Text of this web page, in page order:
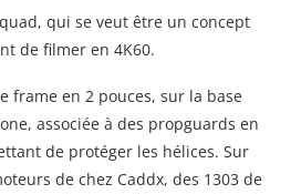
qui se veut être un concept
de filmer en 4K60.
frame en 2 pouces, sur la base
associée à des propguards en
de protéger les hélices. Sur
de chez Caddx, des 1303 de